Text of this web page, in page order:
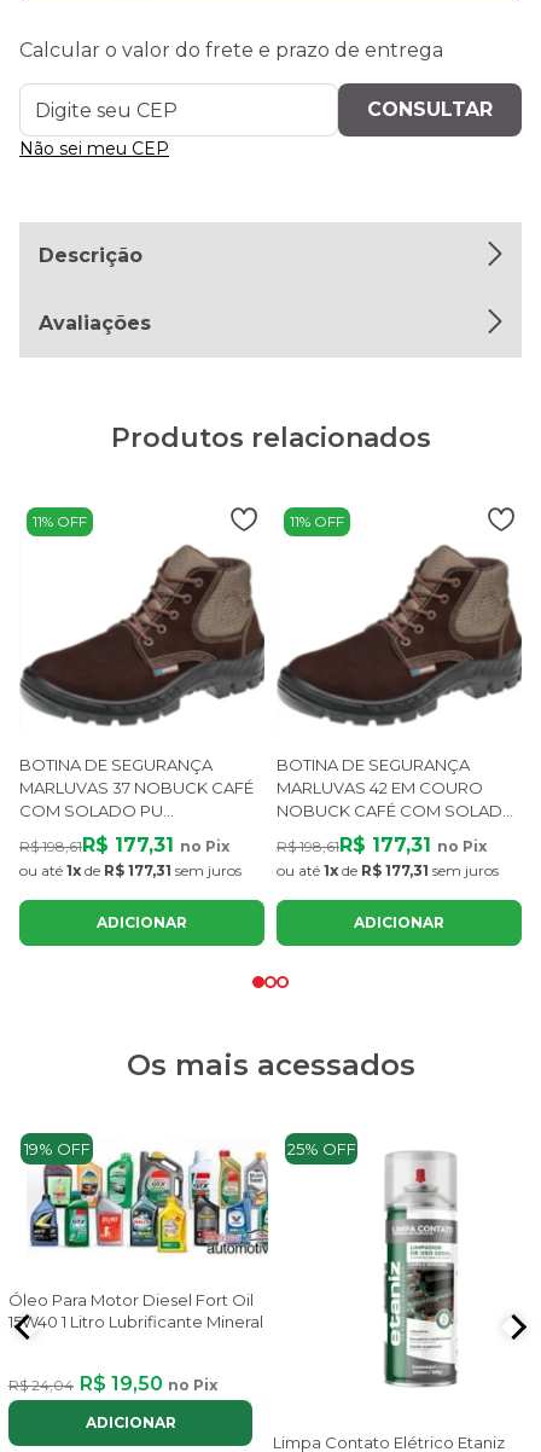
Calcular o valor do frete e prazo de entrega
Não sei meu CEP
Descrição
Avaliações
Produtos relacionados
11% OFF
BOTINA DE SEGURANÇA
MARLUVAS 37 NOBUCK CAFÉ
COM SOLADO PU
BIDENSIDADE CA 45611
R$ 198,61 R$ 177,31
no Pix
ou até 1x de R$ 177,31 sem juros
ADICIONAR
11% OFF
BOTINA DE SEGURANÇA
MARLUVAS 42 EM COURO
NOBUCK CAFÉ COM SOLADO
PU BIDENSIDADE CA 45611
R$ 198,61 R$ 177,31
no Pix
ou até 1x de R$ 177,31 sem juros
ADICIONAR
Os mais acessados
19% OFF
Óleo Para Motor Diesel Fort Oil
15W40 1 Litro Lubrificante Mineral
R$ 24,04 R$ 19,50 no Pix
ADICIONAR
25% OFF
Limpa Contato Elétrico Etaniz